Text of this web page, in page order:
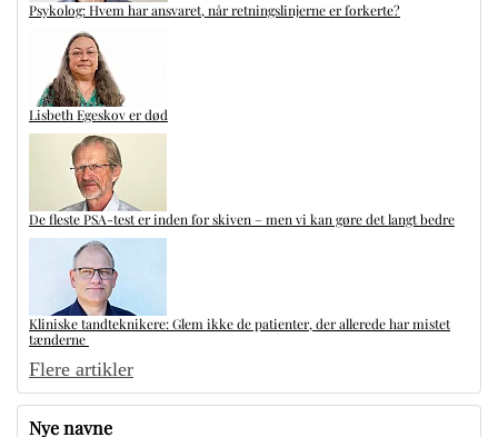
Psykolog: Hvem har ansvaret, når retningslinjerne er forkerte?
Lisbeth Egeskov er død
De fleste PSA-test er inden for skiven – men vi kan gøre det langt bedre
Kliniske tandteknikere: Glem ikke de patienter, der allerede har mistet
tænderne
Flere artikler
Nye navne